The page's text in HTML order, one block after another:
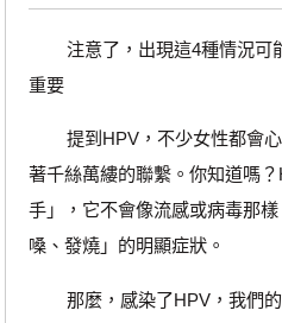
注意了，出現這4種情況可
重要
提到HPV，不少女性都會心
著千絲萬縷的聯繫。你知道嗎
手」，它不會像流感或病毒那
嗓、發燒」的明顯症狀。
那麼，感染了HPV，我們的